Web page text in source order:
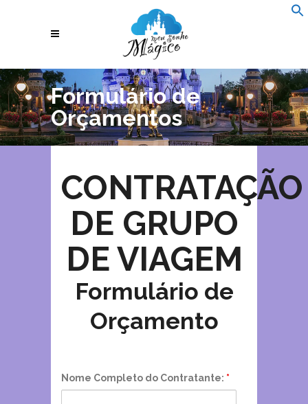
Formulário de
Orçamentos
CONTRATAÇÃO
DE GRUPO
DE VIAGEM
Formulário de
Orçamento
Nome Completo do Contratante: *